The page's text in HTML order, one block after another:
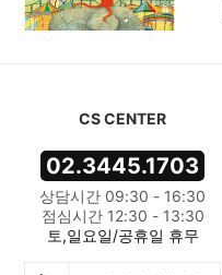
CS CENTER
02.3445.1703
상담시간 09:30 - 16:30
점심시간 12:30 - 13:30
토,일요일/공휴일 휴무